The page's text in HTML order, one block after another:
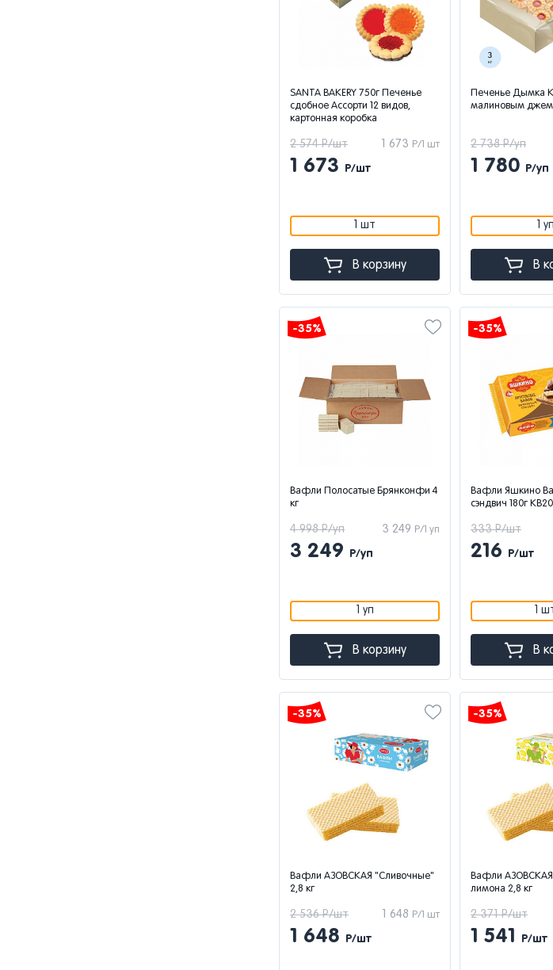
SANTA BAKERY 750г Печенье
сдобное Ассорти 12 видов,
картонная коробка
1 673 Р/1 шт
2 574 Р/шт
1 673 Р/шт
1 шт
В корзину
Печенье Дымка
малиновым
2 738 Р/уп
1 780 Р/уп
1 уп
В
-35%
Вафли Полосатые Брянконфи 4
кг
3 249 Р/1 уп
4 998 Р/уп
3 249 Р/уп
1 уп
В корзину
-35%
Вафли Яшкино
сэндвич 180г
333 Р/шт
216 Р/шт
1
В
-35%
Вафли АЗОВСКАЯ "Сливочные"
2,8 кг
1 648 Р/1 шт
2 536 Р/шт
1 648 Р/шт
-35%
Вафли АЗОВСКАЯ
лимона 2,8 кг
2 371 Р/шт
1 541 Р/шт